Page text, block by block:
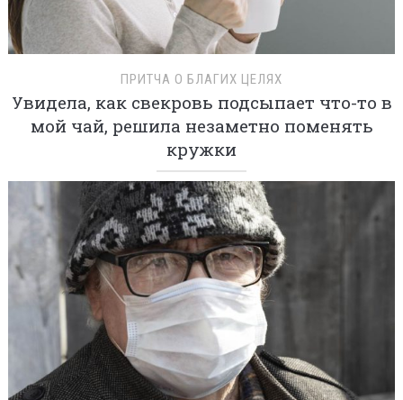
ПРИТЧА О БЛАГИХ ЦЕЛЯХ
Увидела, как свекровь подсыпает что-то в
мой чай, решила незаметно поменять
кружки